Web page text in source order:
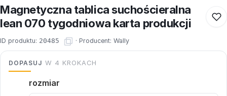
Magnetyczna tablica suchościeralna
lean 070 tygodniowa karta produkcji
ID produktu: 20485 · Producent: Wally
DOPASUJ W 4 KROKACH
rozmiar